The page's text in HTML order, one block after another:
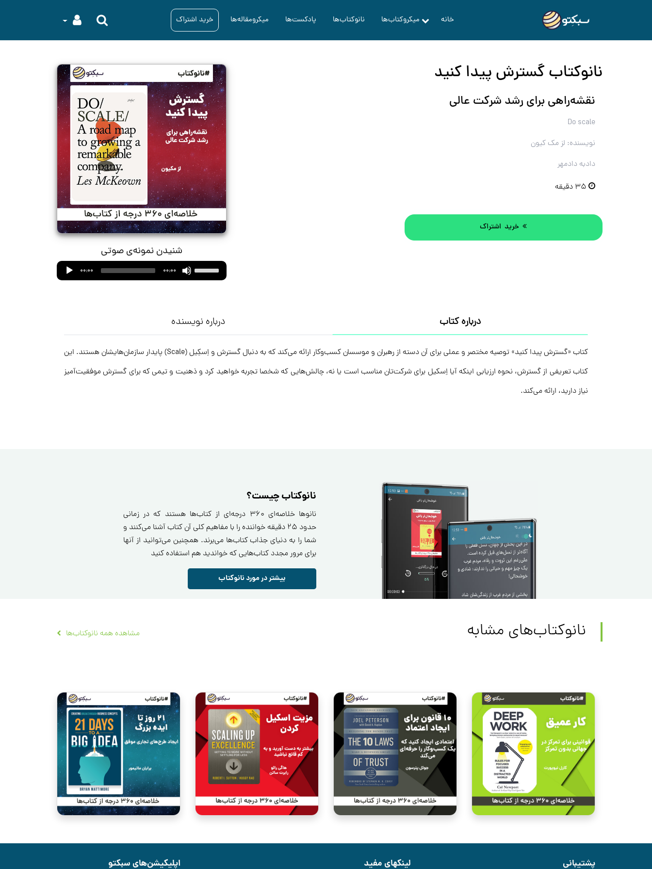
خانه میکروکتاب‌ها نانوکتاب‌ها پادکست‌ها میکرومقاله‌ها خرید اشتراک
نانوکتاب گسترش پیدا کنید
نقشه‌راهی برای رشد شرکت عالی
Do scale
نویسنده: لز مک کیون
دادبه دادمهر
خرید اشتراک
شنیدن نمونه‌ی صوتی
Audio
Player
00:00 00:00
Use
Up/Down
to
increase
decrease
volume.
درباره کتاب درباره نویسنده
کتاب «گسترش پیدا کنید» توصیه‌ مختصر و عملی برای آن دسته از رهبران و موسسان کسب‌وکار ارائه می‌کند که به دنبال گسترش و اِسکِیل (Scale) پایدار سازمان‌هایشان هستند. این
کتاب تعریفی از گسترش، نحوه‌ ارزیابی اینکه آیا اِسکیل برای شرکت‌تان مناسب است یا نه، چالش‌هایی که شخصا تجربه خواهید کرد و ذهنیت و تیمی که برای گسترش موفقیت‌آمیز
نیاز دارید، ارائه می‌کند.
نانوکتاب چیست؟
نانو‌ها خلاصه‌ای ۳۶۰ درجه‌ای از کتاب‌ها هستند که در زمانی
حدود ۲۵ دقیقه خواننده را با مفاهیم کلی آن کتاب آشنا می‌کنند و
شما را به دنیای جذاب کتاب‌ها می‌برند. همچنین می‌توانید از آنها
برای مرور مجدد کتاب‌هایی که خواندید هم استفاده کنید
بیشتر در مورد نانوکتاب
نانوکتاب‌های مشابه مشاهده همه نانوکتاب‌ها
پشتیبانی لینکهای مفید اپلیکیشن‌های سبکتو